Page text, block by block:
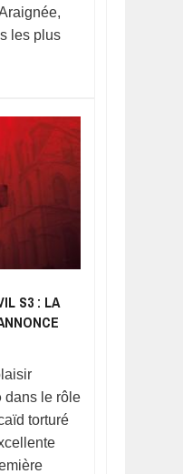
les plus
S3 : LA
dans le rôle
torturé